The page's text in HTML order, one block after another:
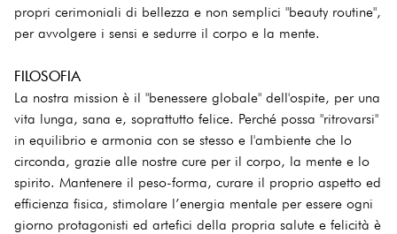
propri cerimoniali di bellezza e non semplici "beauty routine",
per avvolgere i sensi e sedurre il corpo e la mente.
FILOSOFIA
La nostra mission è il "benessere globale" dell'ospite, per una
vita lunga, sana e, soprattutto felice. Perché possa "ritrovarsi"
in equilibrio e armonia con se stesso e l'ambiente che lo
circonda, grazie alle nostre cure per il corpo, la mente e lo
spirito. Mantenere il peso-forma, curare il proprio aspetto ed
efficienza fisica, stimolare l’energia mentale per essere ogni
giorno protagonisti ed artefici della propria salute e felicità è